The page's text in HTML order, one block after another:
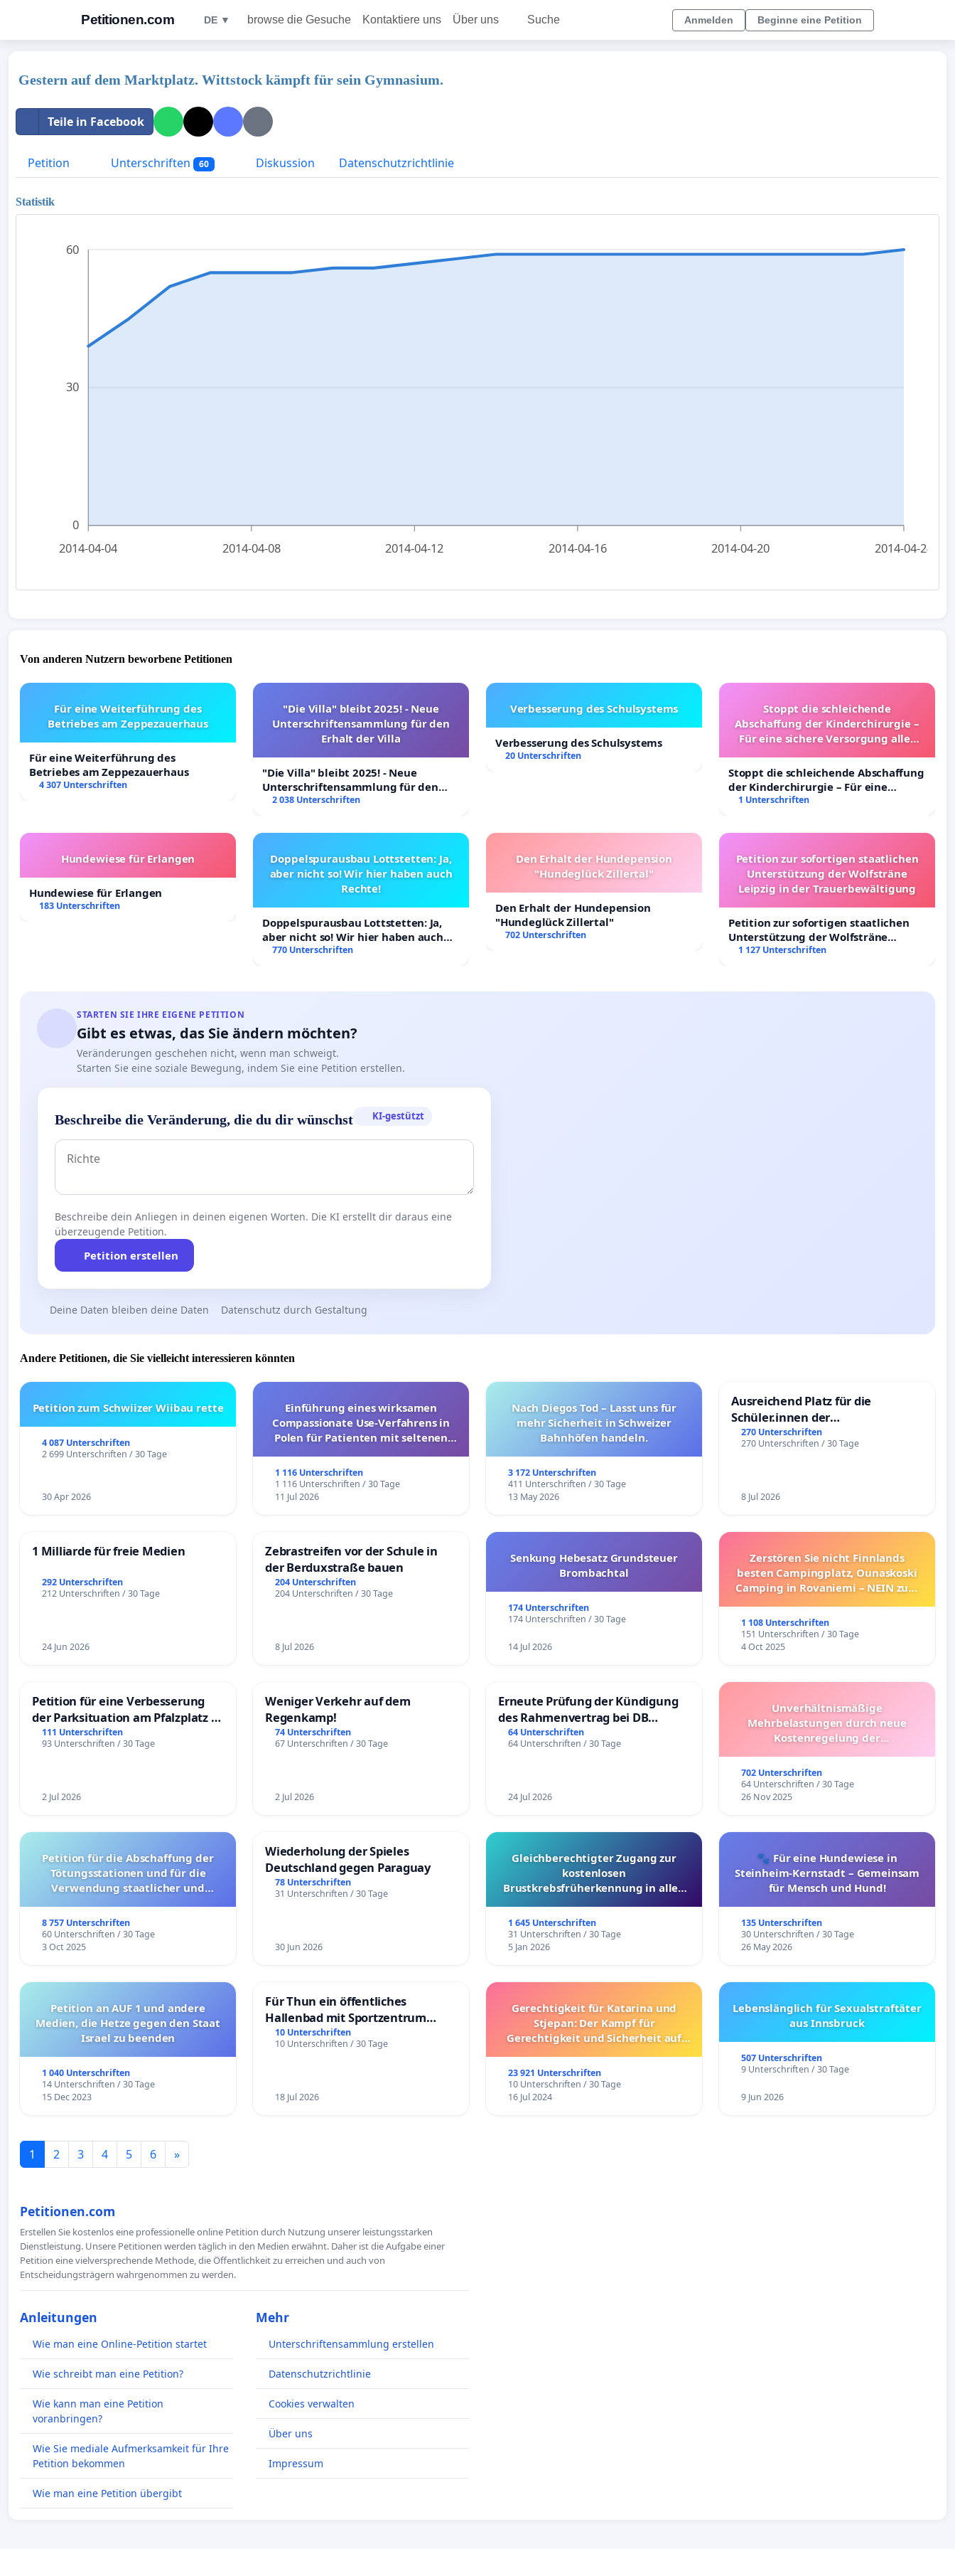
Petitionen.com DE ▼ browse die Gesuche Kontaktiere uns Über uns Suche Anmelden Beginne eine Petition
Gestern auf dem Marktplatz. Wittstock kämpft für sein Gymnasium.
Teile in Facebook
Petition Unterschriften 60 Diskussion Datenschutzrichtlinie
Statistik
0
30
60
2014-04-04 2014-04-08 2014-04-12 2014-04-16 2014-04-20 2014-04-24
Von anderen Nutzern beworbene Petitionen
Für eine Weiterführung des
Betriebes am Zeppezauerhaus
Für eine Weiterführung des
Betriebes am Zeppezauerhaus
4 307 Unterschriften
"Die Villa" bleibt 2025! - Neue
Unterschriftensammlung für den
Erhalt der Villa
"Die Villa" bleibt 2025! - Neue
Unterschriftensammlung für den
Erhalt der Villa
2 038 Unterschriften
Verbesserung des Schulsystems
Verbesserung des Schulsystems
20 Unterschriften
Stoppt die schleichende
Abschaffung der Kinderchirurgie –
Für eine sichere Versorgung aller
Stoppt die schleichende Abschaffung
der Kinderchirurgie – Für eine
sichere Versorgung aller Kinder in
1 Unterschriften
Hundewiese für Erlangen
Hundewiese für Erlangen
183 Unterschriften
Doppelspurausbau Lottstetten: Ja,
aber nicht so! Wir hier haben auch
Rechte!
Doppelspurausbau Lottstetten: Ja,
aber nicht so! Wir hier haben auch
Rechte!
770 Unterschriften
Den Erhalt der Hundepension
"Hundeglück Zillertal"
Den Erhalt der Hundepension
"Hundeglück Zillertal"
702 Unterschriften
Petition zur sofortigen staatlichen
Unterstützung der Wolfsträne
Leipzig in der Trauerbewältigung
Petition zur sofortigen staatlichen
Unterstützung der Wolfsträne
Leipzig in der Trauerbewältigung
1 127 Unterschriften
STARTEN SIE IHRE EIGENE PETITION
Gibt es etwas, das Sie ändern möchten?
Veränderungen geschehen nicht, wenn man schweigt.
Starten Sie eine soziale Bewegung, indem Sie eine Petition erstellen.
Beschreibe die Veränderung, die du dir wünschst KI-gestützt
Beschreibe dein Anliegen in deinen eigenen Worten. Die KI erstellt dir daraus eine
überzeugende Petition.
Petition erstellen
Deine Daten bleiben deine Daten Datenschutz durch Gestaltung
Andere Petitionen, die Sie vielleicht interessieren könnten
Petition zum Schwiizer Wiibau rette
4 087 Unterschriften
2 699 Unterschriften / 30 Tage
30 Apr 2026
Einführung eines wirksamen
Compassionate Use-Verfahrens in
Polen für Patienten mit seltenen
1 116 Unterschriften
1 116 Unterschriften / 30 Tage
11 Jul 2026
Nach Diegos Tod – Lasst uns für
mehr Sicherheit in Schweizer
Bahnhöfen handeln.
3 172 Unterschriften
411 Unterschriften / 30 Tage
13 May 2026
Ausreichend Platz für die
Schüler.innen der
Schönbergschule
270 Unterschriften
270 Unterschriften / 30 Tage
8 Jul 2026
1 Milliarde für freie Medien
292 Unterschriften
212 Unterschriften / 30 Tage
24 Jun 2026
Zebrastreifen vor der Schule in
der Berduxstraße bauen
204 Unterschriften
204 Unterschriften / 30 Tage
8 Jul 2026
Senkung Hebesatz Grundsteuer
Brombachtal
174 Unterschriften
174 Unterschriften / 30 Tage
14 Jul 2026
Zerstören Sie nicht Finnlands
besten Campingplatz, Ounaskoski
Camping in Rovaniemi – NEIN zum
1 108 Unterschriften
151 Unterschriften / 30 Tage
4 Oct 2025
Petition für eine Verbesserung
der Parksituation am Pfalzplatz in
Mannheim
111 Unterschriften
93 Unterschriften / 30 Tage
2 Jul 2026
Weniger Verkehr auf dem
Regenkamp!
74 Unterschriften
67 Unterschriften / 30 Tage
2 Jul 2026
Erneute Prüfung der Kündigung
des Rahmenvertrag bei DB
Fahrwegdienste Gmbh
64 Unterschriften
64 Unterschriften / 30 Tage
24 Jul 2026
Unverhältnismäßige
Mehrbelastungen durch neue
Kostenregelung der
Überprüfung und Alternativen
702 Unterschriften
64 Unterschriften / 30 Tage
26 Nov 2025
Petition für die Abschaffung der
Tötungsstationen und für die
Verwendung staatlicher und
8 757 Unterschriften
60 Unterschriften / 30 Tage
3 Oct 2025
Wiederholung der Spieles
Deutschland gegen Paraguay
78 Unterschriften
31 Unterschriften / 30 Tage
30 Jun 2026
Gleichberechtigter Zugang zur
kostenlosen
Brustkrebsfrüherkennung in allen
1 645 Unterschriften
31 Unterschriften / 30 Tage
5 Jan 2026
🐾 Für eine Hundewiese in
Steinheim-Kernstadt – Gemeinsam
für Mensch und Hund!
135 Unterschriften
30 Unterschriften / 30 Tage
26 May 2026
Petition an AUF 1 und andere
Medien, die Hetze gegen den Staat
Israel zu beenden
1 040 Unterschriften
14 Unterschriften / 30 Tage
15 Dec 2023
Für Thun ein öffentliches
Hallenbad mit Sportzentrum
schaffen
10 Unterschriften
10 Unterschriften / 30 Tage
18 Jul 2026
Gerechtigkeit für Katarina und
Stjepan: Der Kampf für
Gerechtigkeit und Sicherheit auf
23 921 Unterschriften
10 Unterschriften / 30 Tage
16 Jul 2024
Lebenslänglich für Sexualstraftäter
aus Innsbruck
507 Unterschriften
9 Unterschriften / 30 Tage
9 Jun 2026
1 2 3 4 5 6 »
Petitionen.com
Erstellen Sie kostenlos eine professionelle online Petition durch Nutzung unserer leistungsstarken
Dienstleistung. Unsere Petitionen werden täglich in den Medien erwähnt. Daher ist die Aufgabe einer
Petition eine vielversprechende Methode, die Öffentlichkeit zu erreichen und auch von
Entscheidungsträgern wahrgenommen zu werden.
Anleitungen
Wie man eine Online-Petition startet
Wie schreibt man eine Petition?
Wie kann man eine Petition
voranbringen?
Wie Sie mediale Aufmerksamkeit für Ihre
Petition bekommen
Wie man eine Petition übergibt
Mehr
Unterschriftensammlung erstellen
Datenschutzrichtlinie
Cookies verwalten
Über uns
Impressum